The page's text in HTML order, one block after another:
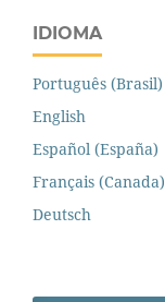
IDIOMA
Português (Brasil)
English
Español (España)
Français (Canada)
Deutsch